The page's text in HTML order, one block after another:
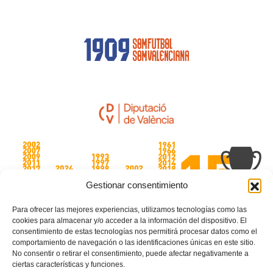
Gestionar consentimiento
Para ofrecer las mejores experiencias, utilizamos tecnologías como las
cookies para almacenar y/o acceder a la información del dispositivo. El
consentimiento de estas tecnologías nos permitirá procesar datos como el
comportamiento de navegación o las identificaciones únicas en este sitio.
No consentir o retirar el consentimiento, puede afectar negativamente a
ciertas características y funciones.